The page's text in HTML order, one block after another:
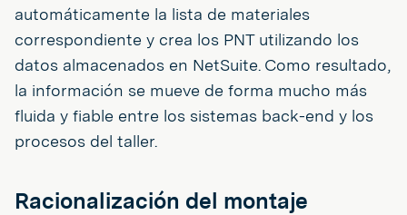
automáticamente la lista de materiales
correspondiente y crea los PNT utilizando los
datos almacenados en NetSuite. Como resultado,
la información se mueve de forma mucho más
fluida y fiable entre los sistemas back-end y los
procesos del taller.
Racionalización del montaje